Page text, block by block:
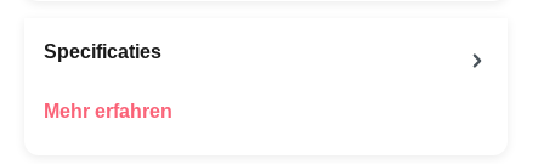
Specificaties
Mehr erfahren